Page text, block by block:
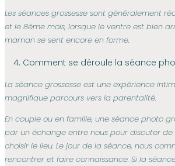
Les séances grossesse sont généralement
et le 8ème mois, lorsque le ventre est bien
maman se sent encore en forme.
4. Comment se déroule la séance
La séance grossesse est une expérience
magnifique parcours vers la parentalité.
En couple ou en famille, une séance photo
par un échange entre nous pour discuter
choisir le lieu. Le jour de la séance, nous
rencontrer et faire connaissance. Si la